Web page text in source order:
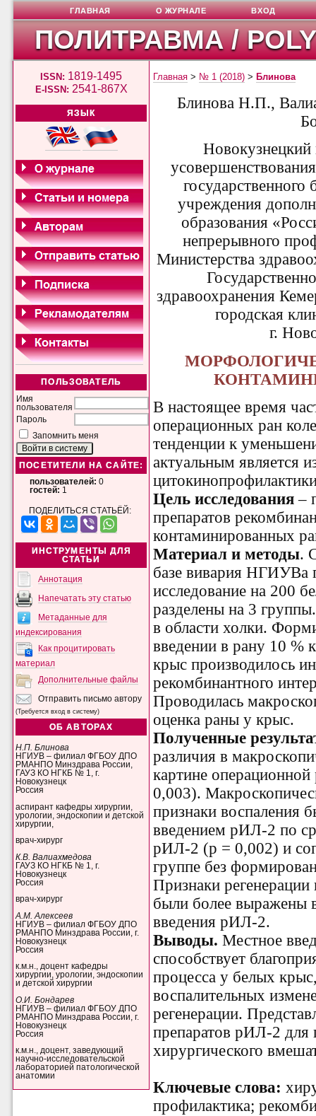
ПОЛИТРАВМА /
ISSN: 1819-1495
E-ISSN: 2541-867X
ЯЗЫК
ПОЛЬЗОВАТЕЛЬ
Имя
пользователя
Пароль
Запомнить меня
ПОСЕТИТЕЛИ НА САЙТЕ:
пользователей: 0
гостей: 1
ПОДЕЛИТЬСЯ СТАТЬЁЙ:
ИНСТРУМЕНТЫ ДЛЯ
СТАТЬИ
Аннотация
Напечатать эту статью
Метаданные для
индексирования
Как процитировать
материал
Дополнительные файлы
Отправить письмо автору
(Требуется вход в систему)
ОБ АВТОРАХ
Н.П. Блинова
НГИУВ – филиал ФГБОУ ДПО
РМАНПО Минздрава России,
ГАУЗ КО НГКБ № 1, г.
Новокузнецк
Россия
аспирант кафедры хирургии,
урологии, эндоскопии и детской
хирургии,
врач-хирург
К.В. Валиахмедова
ГАУЗ КО НГКБ № 1, г.
Новокузнецк
Россия
врач-хирург
А.М. Алексеев
НГИУВ – филиал ФГБОУ ДПО
РМАНПО Минздрава России, г.
Новокузнецк
Россия
к.м.н., доцент кафедры
хирургии, урологии, эндоскопии
и детской хирургии
О.И. Бондарев
НГИУВ – филиал ФГБОУ ДПО
РМАНПО Минздрава России, г.
Новокузнецк
Россия
к.м.н., доцент, заведующий
научно-исследовательской
лабораторией патологической
анатомии
ГЛАВНАЯ О ЖУРНАЛЕ ВХОД
Главная > № 1 (2018) > Блинова
Блинова Н.П.,
Новокузнецкий
государственного
учреждения
образования
непрерывного
Министерства
здравоохранения
городская
г.
В настоящее время
операционных ран
тенденции к
актуальным является
Цель исследования –
препаратов
контаминированных
Материал и методы.
базе вивария НГИУВа
исследование на 200
разделены на 3
в области холки.
введении в рану 10 %
крыс производилось
рекомбинантного
Проводилась
оценка раны у крыс.
Полученные
различия в
картине
0,003).
признаки воспаления
введением рИЛ-2 по
рИЛ-2 (p = 0,002) и
группе без
Признаки
были более выражены
введения рИЛ-2.
Выводы. Местное
способствует
процесса у белых
воспалительных
регенерации.
препаратов рИЛ-2 для
хирургического
Ключевые слова:
профилактика;